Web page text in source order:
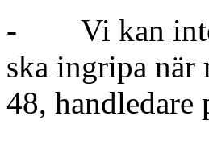
- Vi kan inte
ska ingripa när
48, handledare